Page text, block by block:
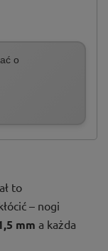
o
to
– nogi
mm a każda